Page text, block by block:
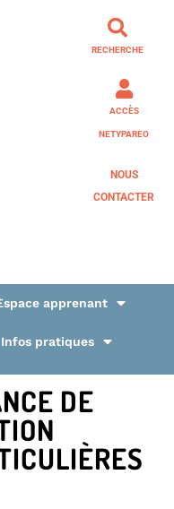
RECHERCHE
ACCÈS
NETYPAREO
NOUS
CONTACTER
apprenant
Infos pratiques
DE